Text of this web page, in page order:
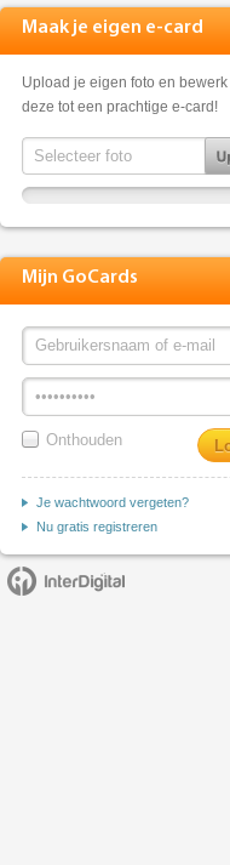
Maak je eigen e-card
Upload je eigen foto en bewerk
deze tot een prachtige e-card!
Mijn GoCards
Onthouden
Je wachtwoord vergeten?
Nu gratis registreren